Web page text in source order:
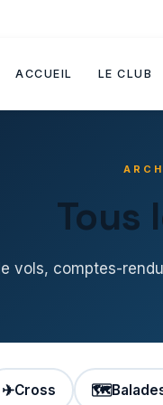
ACCUEIL LE CLUB
Tous
vols, comptes-
✈Cross 🗺